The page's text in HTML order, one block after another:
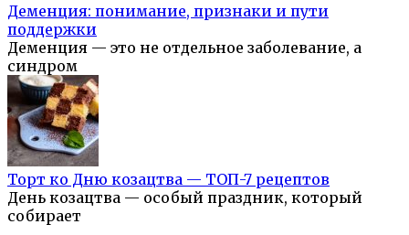
Деменция: понимание, признаки и пути
поддержки
Деменция — это не отдельное заболевание, а
синдром
Торт ко Дню козацтва — ТОП-7 рецептов
День козацтва — особый праздник, который
собирает